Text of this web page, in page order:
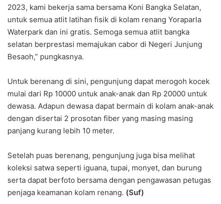
2023, kami bekerja sama bersama Koni Bangka Selatan,
untuk semua atlit latihan fisik di kolam renang Yoraparla
Waterpark dan ini gratis. Semoga semua atlit bangka
selatan berprestasi memajukan cabor di Negeri Junjung
Besaoh,” pungkasnya.
Untuk berenang di sini, pengunjung dapat merogoh kocek
mulai dari Rp 10000 untuk anak-anak dan Rp 20000 untuk
dewasa. Adapun dewasa dapat bermain di kolam anak-anak
dengan disertai 2 prosotan fiber yang masing masing
panjang kurang lebih 10 meter.
Setelah puas berenang, pengunjung juga bisa melihat
koleksi satwa seperti iguana, tupai, monyet, dan burung
serta dapat berfoto bersama dengan pengawasan petugas
penjaga keamanan kolam renang. (Suf)